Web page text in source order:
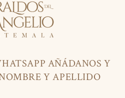
AÑÁDANOS Y
Y APELLIDO